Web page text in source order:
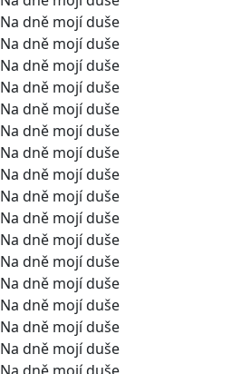
dně mojí duše
dně mojí duše
dně mojí duše
dně mojí duše
dně mojí duše
dně mojí duše
dně mojí duše
dně mojí duše
dně mojí duše
dně mojí duše
dně mojí duše
dně mojí duše
dně mojí duše
dně mojí duše
dně mojí duše
dně mojí duše